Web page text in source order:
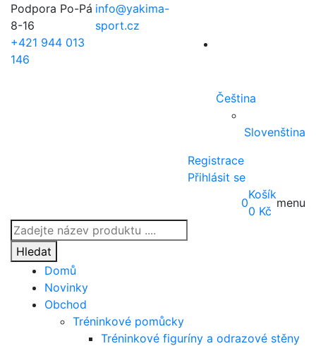
Podpora Po-Pá
8-16
+421 944 013
146
info@yakima-
sport.cz
Čeština
Slovenština
Registrace
Přihlásit se
Products
search
Hledat
0
Košík
0 Kč
menu
Domů
Novinky
Obchod
Tréninkové pomůcky
Tréninkové figuríny a odrazové stěny